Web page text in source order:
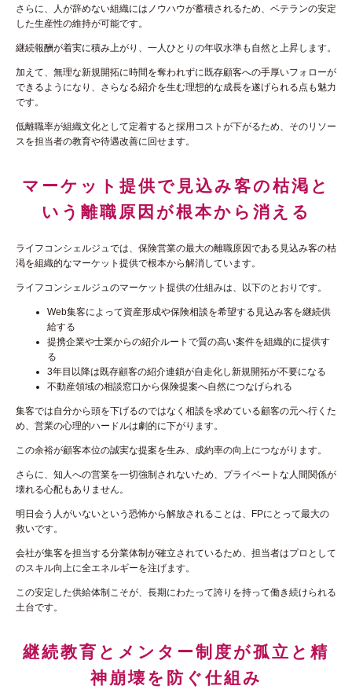
さらに、人が辞めない組織にはノウハウが蓄積されるため、ベテランの安定
した生産性の維持が可能です。
継続報酬が着実に積み上がり、一人ひとりの年収水準も自然と上昇します。
加えて、無理な新規開拓に時間を奪われずに既存顧客への手厚いフォローが
できるようになり、さらなる紹介を生む理想的な成長を遂げられる点も魅力
です。
低離職率が組織文化として定着すると採用コストが下がるため、そのリソー
スを担当者の教育や待遇改善に回せます。
マーケット提供で見込み客の枯渇と
いう離職原因が根本から消える
ライフコンシェルジュでは、保険営業の最大の離職原因である見込み客の枯
渇を組織的なマーケット提供で根本から解消しています。
ライフコンシェルジュのマーケット提供の仕組みは、以下のとおりです。
Web集客によって資産形成や保険相談を希望する見込み客を継続供
給する
提携企業や士業からの紹介ルートで質の高い案件を組織的に提供す
る
3年目以降は既存顧客の紹介連鎖が自走化し新規開拓が不要になる
不動産領域の相談窓口から保険提案へ自然につなげられる
集客では自分から頭を下げるのではなく相談を求めている顧客の元へ行くた
め、営業の心理的ハードルは劇的に下がります。
この余裕が顧客本位の誠実な提案を生み、成約率の向上につながります。
さらに、知人への営業を一切強制されないため、プライベートな人間関係が
壊れる心配もありません。
明日会う人がいないという恐怖から解放されることは、FPにとって最大の
救いです。
会社が集客を担当する分業体制が確立されているため、担当者はプロとして
のスキル向上に全エネルギーを注げます。
この安定した供給体制こそが、長期にわたって誇りを持って働き続けられる
土台です。
継続教育とメンター制度が孤立と精
神崩壊を防ぐ仕組み